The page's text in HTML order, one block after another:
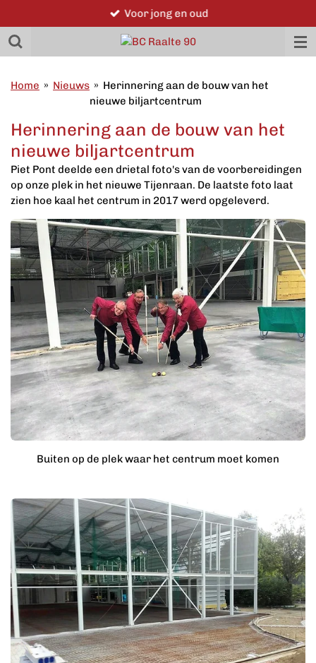
direct
naar
de
Voor jong en oud
Home » Nieuws » Herinnering aan de bouw van het
nieuwe biljartcentrum
Herinnering aan de bouw van het
nieuwe biljartcentrum
Piet Pont deelde een drietal foto's van de voorbereidingen
op onze plek in het nieuwe Tijenraan. De laatste foto laat
zien hoe kaal het centrum in 2017 werd opgeleverd.
Buiten op de plek waar het centrum moet komen